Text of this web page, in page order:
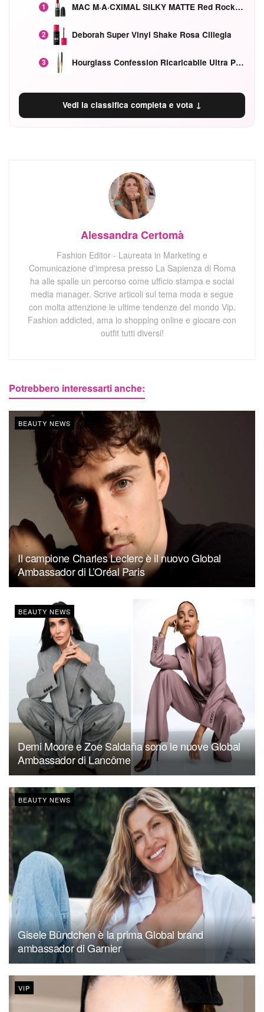
1 MAC M·A·CXIMAL SILKY MATTE Red Rock mat
2 Deborah Super Vinyl Shake Rosa Ciliegia
3 Hourglass Confession Ricaricabile Ultra Preciso Ad Alta Intensità Secretly Classic Red
Vedi la classifica completa e vota ↓
Alessandra Certomà
Fashion Editor - Laureata in Marketing e
Comunicazione d'impresa presso La Sapienza di Roma
ha alle spalle un percorso come ufficio stampa e social
media manager. Scrive articoli sul tema moda e segue
con molta attenzione le ultime tendenze del mondo Vip.
Fashion addicted, ama lo shopping online e giocare con
outfit tutti diversi!
Potrebbero interessarti anche:
BEAUTY NEWS
Il campione Charles Leclerc è il nuovo Global
Ambassador di L’Oréal Paris
BEAUTY NEWS
Demi Moore e Zoe Saldaña sono le nuove Global
Ambassador di Lancôme
BEAUTY NEWS
Gisele Bündchen è la prima Global brand
ambassador di Garnier
VIP